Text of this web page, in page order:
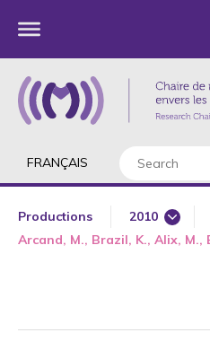
FRANÇAIS
Productions
2010
1985
Arcand, M., Brazil, K., Alix, M.,